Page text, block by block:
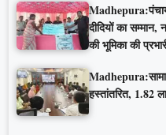
दीदियों का सम्मान,
की भूमिका की
हस्तांतरित, 1.82